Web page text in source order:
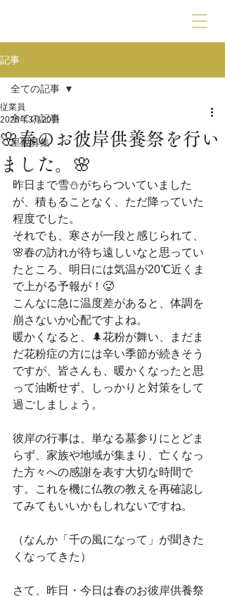
記事
全ての記事
里親募集
全ての記事
🌸春のお彼岸供養祭を行い
ました。🌸
従業員
2025年3月20日
昨日まで雪⛄がちらついていました
が、積もることなく、ただ降っていた
程度でした。
それでも、寒さが一段と感じられて、
🌸春の訪れが待ち遠しいなと思ってい
たところ、明日には気温が20℃近くま
で上がる予報が！🥵
こんなに急に温度差があると、体調を
崩さないか心配ですよね。
暖かくなると、🌲花粉が舞い、まだま
だ花粉症の方には辛い季節が続きそう
ですが、皆さんも、暖かくなったと思
って油断せず、しっかりと対策をして
過ごしましょう。
彼岸の行事は、単なる墓参りにとどま
らず、家族や地域が集まり、亡くなっ
た方々への感謝を表す大切な時間で
す。これを機に仏教の教えを再確認し
てみてもいいかもしれないですね。
（なんか「千の風になって」が聞きた
くなってきた）
さて、昨日・今日は春のお彼岸供養祭